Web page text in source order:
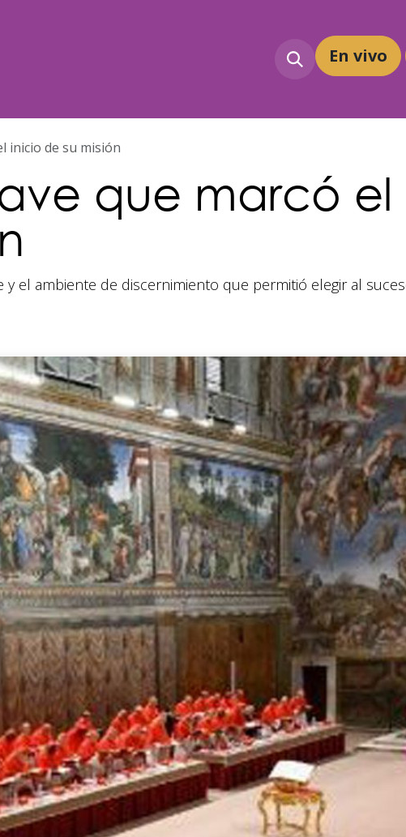
En vivo
inicio de su misión
que marcó el
el ambiente de discernimiento que permitió elegir al